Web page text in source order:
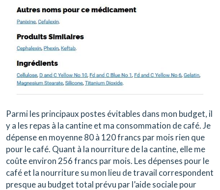
Parmi les principaux postes évitables dans mon budget, il
y a les repas à la cantine et ma consommation de café. Je
dépense en moyenne 80 à 120 francs par mois rien que
pour le café. Quant à la nourriture de la cantine, elle me
coûte environ 256 francs par mois. Les dépenses pour le
café et la nourriture su mon lieu de travail correspondent
presque au budget total prévu par l’aide sociale pour